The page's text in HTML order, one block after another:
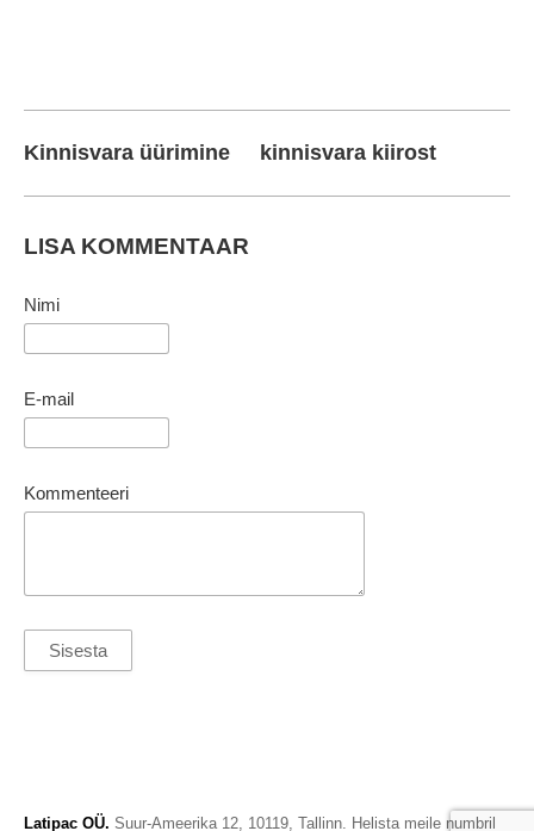
Kinnisvara üürimine kinnisvara kiirost
LISA KOMMENTAAR
Nimi
E-mail
Kommenteeri
Latipac OÜ. Suur-Ameerika 12, 10119, Tallinn. Helista meile numbril